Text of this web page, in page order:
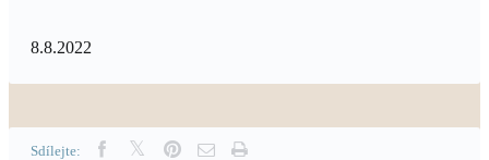
8.8.2022
Sdílejte: